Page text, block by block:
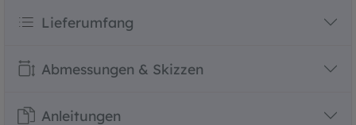
Lieferumfang
Abmessungen & Skizzen
Anleitungen